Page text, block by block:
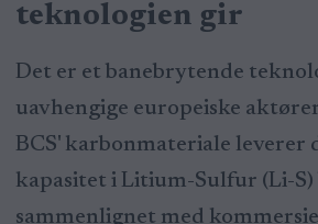
teknologien gir
Det er et banebrytende
uavhengige europeiske
BCS' karbonmateriale leverer
kapasitet i Litium-Sulfur (Li-
sammenlignet med